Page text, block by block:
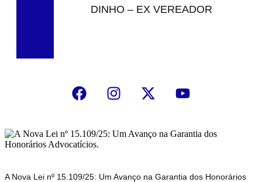
DINHO – EX VEREADOR
A Nova Lei nº 15.109/25: Um Avanço na Garantia dos Honorários